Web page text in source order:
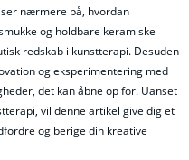
nærmere på, hvordan
og holdbare keramiske
redskab i kunstterapi. Desuden
og eksperimentering med
det kan åbne op for. Uanset
vil denne artikel give dig et
og berige din kreative